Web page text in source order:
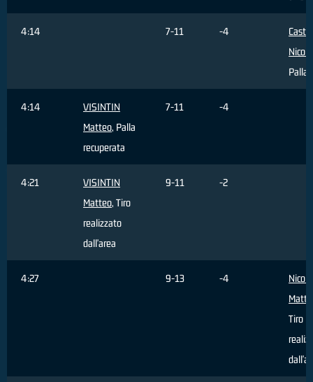
4:14 7-11 -4
Nicolò
Palla
4:14
VISINTIN
Matteo, Palla
recuperata
7-11 -4
4:21
VISINTIN
Matteo, Tiro
realizzato
dall'area
9-11 -2
4:27 9-13 -4
Nicoli
Tiro